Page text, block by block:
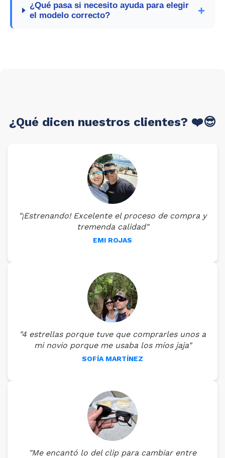
¿Qué pasa si necesito ayuda para elegir
el modelo correcto?
¿Qué dicen nuestros clientes? ❤️😎
"¡Estrenando! Excelente el proceso de compra y
tremenda calidad"
EMI ROJAS
"4 estrellas porque tuve que comprarles unos a
mi novio porque me usaba los míos jaja"
SOFÍA MARTÍNEZ
"Me encantó lo del clip para cambiar entre